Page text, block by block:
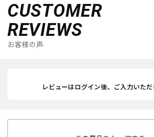
CUSTOMER
REVIEWS
お客様の声
レビューはログイン後、ご入力いただ